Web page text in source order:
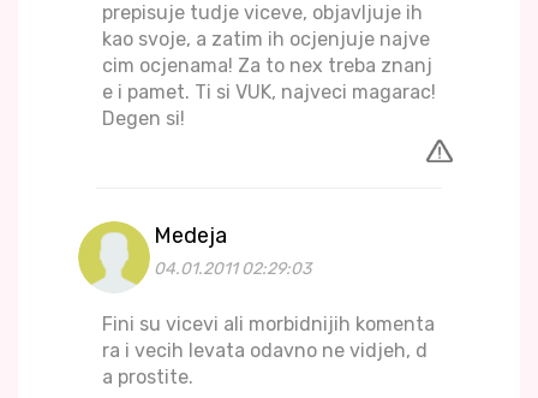
prepisuje tudje viceve, objavljuje ih
kao svoje, a zatim ih ocjenjuje najve
cim ocjenama! Za to nex treba znanj
e i pamet. Ti si VUK, najveci magarac!
Degen si!
Medeja
04.01.2011 02:29:03
Fini su vicevi ali morbidnijih komenta
ra i vecih levata odavno ne vidjeh, d
a prostite.